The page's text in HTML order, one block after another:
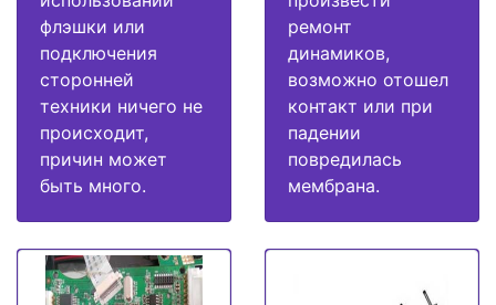
флэшки или
подключения
сторонней
техники ничего не
происходит,
причин может
быть много.
ремонт
динамиков,
возможно отошел
контакт или при
падении
повредилась
мембрана.